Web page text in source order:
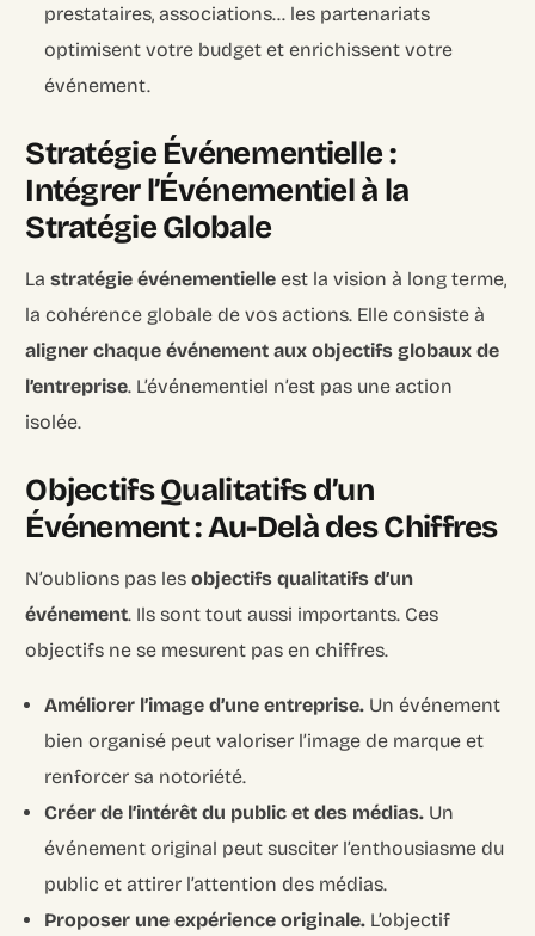
prestataires, associations… les partenariats
optimisent votre budget et enrichissent votre
événement.
Stratégie Événementielle :
Intégrer l’Événementiel à la
Stratégie Globale
Lastratégie événementielle est la vision à long terme,
la cohérence globale de vos actions. Elle consiste à
aligner chaque événement aux objectifs globaux de
l’entreprise. L’événementiel n’est pas une action
isolée.
Objectifs Qualitatifs d’un
Événement : Au-Delà des Chiffres
N’oublions pas lesobjectifs qualitatifs d’un
événement. Ils sont tout aussi importants. Ces
objectifs ne se mesurent pas en chiffres.
Améliorer l’image d’une entreprise. Un événement
bien organisé peut valoriser l’image de marque et
renforcer sa notoriété.
Créer de l’intérêt du public et des médias. Un
événement original peut susciter l’enthousiasme du
public et attirer l’attention des médias.
Proposer une expérience originale. L’objectif
Login
Recruter